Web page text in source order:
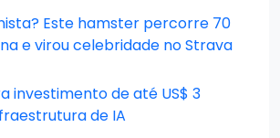
Este hamster percorre 70
e virou celebridade no Strava
investimento de até US$ 3
de IA